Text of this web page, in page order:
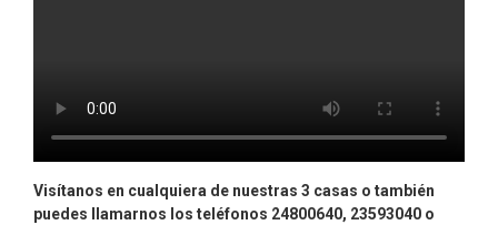
Visítanos en cualquiera de nuestras 3 casas o también
puedes llamarnos los teléfonos 24800640, 23593040 o